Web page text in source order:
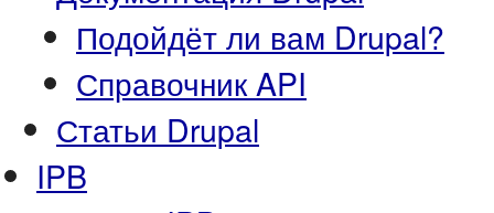
Подойдёт ли вам Drupal?
Справочник API
Статьи Drupal
IPB